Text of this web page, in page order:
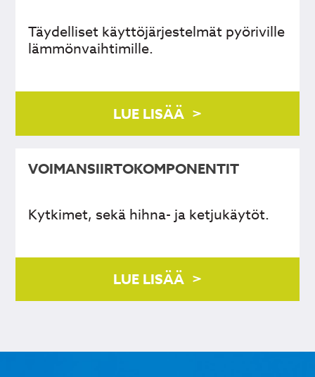
Täydelliset käyttöjärjestelmät pyöriville
lämmönvaihtimille.
LUE LISÄÄ
VOIMANSIIRTO­KOMPONENTIT
Kytkimet, sekä hihna- ja ketjukäytöt.
LUE LISÄÄ